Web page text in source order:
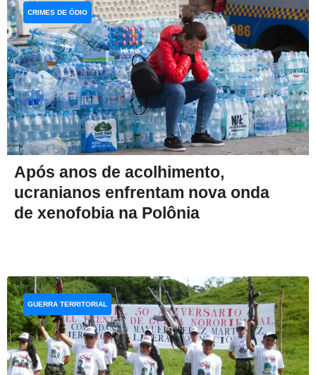
Após anos de acolhimento,
ucranianos enfrentam nova onda
de xenofobia na Polônia
CRIMES DE ÓDIO
GUERRA TERRITORIAL